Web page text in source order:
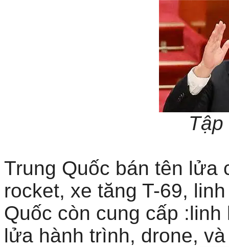
Trung Quốc bán tên lửa
rocket, xe tăng T-69,
Quốc còn cung cấp
lửa hành trình, drone,